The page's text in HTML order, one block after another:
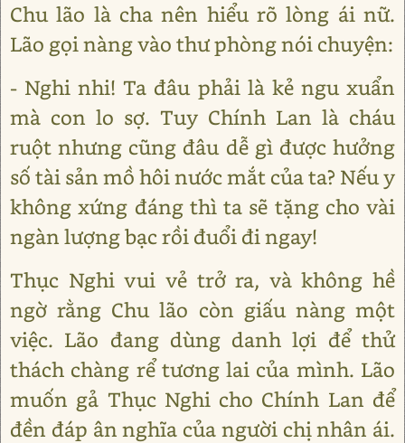
Chu lão là cha nên hiểu rõ lòng ái nữ.
Lão gọi nàng vào thư phòng nói chuyện:
- Nghi nhi! Ta đâu phải là kẻ ngu xuẩn
mà con lo sợ. Tuy Chính Lan là cháu
ruột nhưng cũng đâu dễ gì được hưởng
số tài sản mồ hôi nước mắt của ta? Nếu y
không xứng đáng thì ta sẽ tặng cho vài
ngàn lượng bạc rồi đuổi đi ngay!
Thục Nghi vui vẻ trở ra, và không hề
ngờ rằng Chu lão còn giấu nàng một
việc. Lão đang dùng danh lợi để thử
thách chàng rể tương lai của mình. Lão
muốn gả Thục Nghi cho Chính Lan để
đền đáp ân nghĩa của người chị nhân ái.